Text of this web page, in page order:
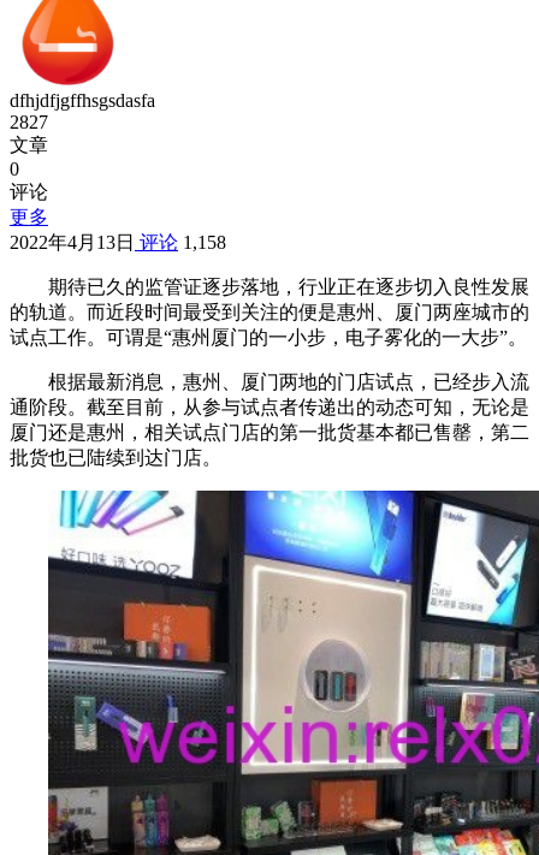
dfhjdfjgffhsgsdasfa
2827
文章
0
评论
更多
2022年4月13日 评论 1,158
期待已久的监管证逐步落地，行业正在逐步切入良性发展
的轨道。而近段时间最受到关注的便是惠州、厦门两座城市的
试点工作。可谓是“惠州厦门的一小步，电子雾化的一大步”。
根据最新消息，惠州、厦门两地的门店试点，已经步入流
通阶段。截至目前，从参与试点者传递出的动态可知，无论是
厦门还是惠州，相关试点门店的第一批货基本都已售罄，第二
批货也已陆续到达门店。